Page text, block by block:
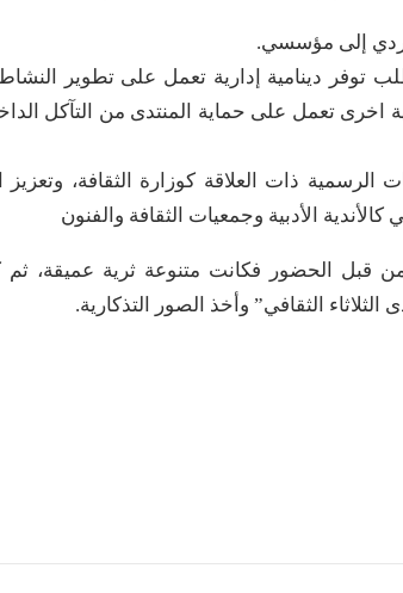
إلى مؤسسي.
توفر دينامية إدارية تعمل على تطوير
اخرى تعمل على حماية المنتدى من التآكل
ذات العلاقة كوزارة الثقافة،
كالأندية الأدبية وجمعيات الثقافة والفنون
قبل الحضور فكانت متنوعة ثرية عميقة، ثم
الثقافي” وأخذ الصور التذكارية.